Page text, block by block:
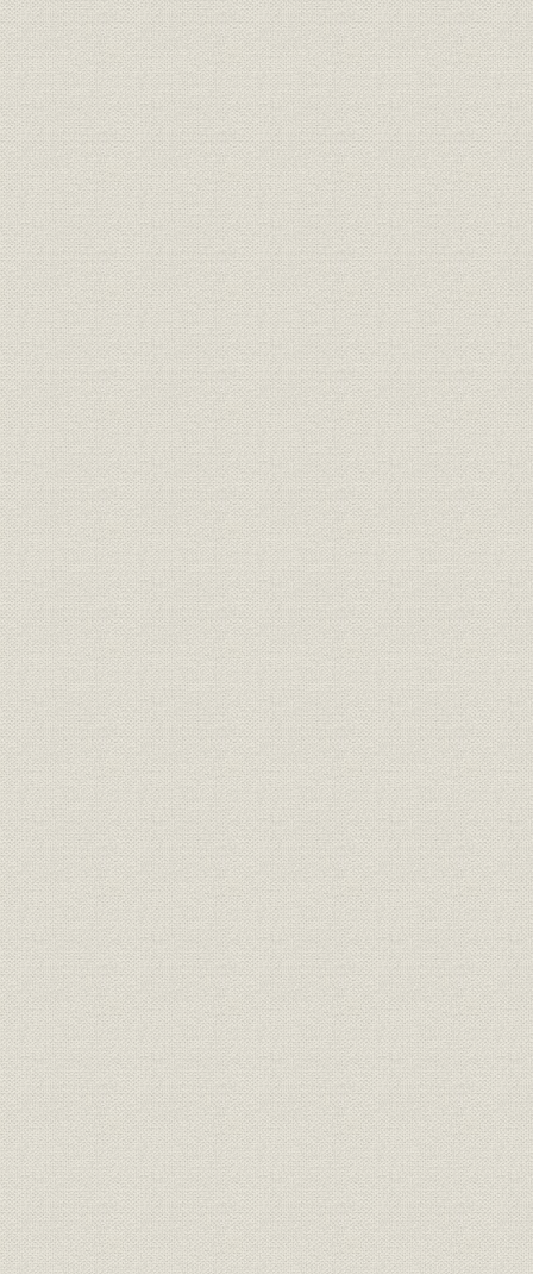
財務・業績 三井銀行 貸借総括表 明治二三
財務・業績 [三井銀行] 全店合併整理予算 明治二十
財務・業績
[三井銀行] 調書類之儘当時決算
之見込
明治二十
社訓 三井家憲第二草案 明治二四
経営;社訓 ロイスレル氏意見書
明治二四
年七月廿日
経営;規則 三井家仮評議会規則 明治二四
経営 三井家仮評議会議事録
明治二四
年五月三
経営;規則 三井組 諸規則留(抄) 明治廿六
財務・業績
明治廿五年下半季 大元方勘定目
録
明治廿五
財務・業績 物産会社営業実況報告并意見書 明治二四
経営
三井物産会社改革将来必要之廉
明治二四年
事業所;経営
三井物産会社本支店将来営業科
目
明治二四年
経営 三井鉱山会社創立趣意書 明治二四年
経営 三井鉱山合資会社創立手続 明治二五年
定款 有限責任三井鉱山合資会社定款 明治二五
財務・業績
三井鉱山合資会社 明治廿五年下
季営業報告
明治二六
組織 明治二四年 三越呉服店改革書類 明治二四年
組織 三越呉服店改正手続 明治廿五
経営 三越呉服店宛 大元方ヨリ達書 明治二六
組織
三井各商店ヲ合名会社ノ組織ニ
スル事
明治二六